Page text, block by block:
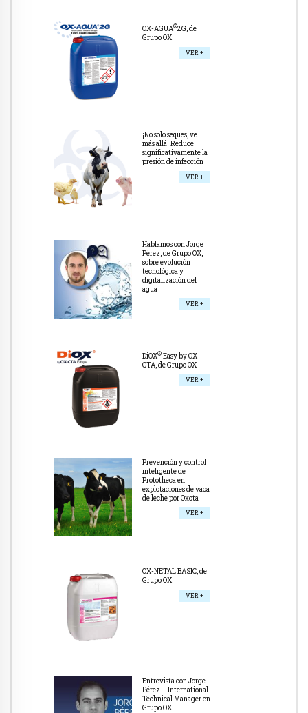
OX-AGUA®2G, de
Grupo OX
VER +
¡No solo seques, ve
más allá! Reduce
significativamente la
presión de infección
VER +
Hablamos con Jorge
Pérez, de Grupo OX,
sobre evolución
tecnológica y
digitalización del
agua
VER +
DiOX®Easy by OX-
CTA, de Grupo OX
VER +
Prevención y control
inteligente de
Prototheca en
explotaciones de vaca
de leche por Oxcta
VER +
OX-NETAL BASIC, de
Grupo OX
VER +
Entrevista con Jorge
Pérez – International
Technical Manager en
Grupo OX